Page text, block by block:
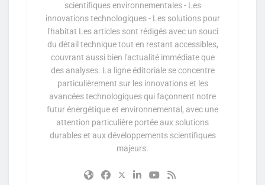
scientifiques environnementales - Les
innovations technologiques - Les solutions pour
l'habitat Les articles sont rédigés avec un souci
du détail technique tout en restant accessibles,
couvrant aussi bien l'actualité immédiate que
des analyses. La ligne éditoriale se concentre
particulièrement sur les innovations et les
avancées technologiques qui façonnent notre
futur énergétique et environnemental, avec une
attention particulière portée aux solutions
durables et aux développements scientifiques
majeurs.